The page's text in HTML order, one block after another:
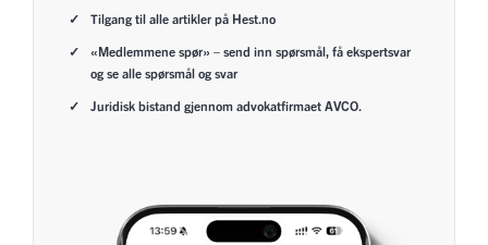
Tilgang til alle artikler på Hest.no
«Medlemmene spør» – send inn spørsmål, få ekspertsvar
og se alle spørsmål og svar
Juridisk bistand gjennom advokatfirmaet AVCO.